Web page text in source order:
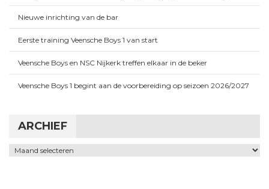
Nieuwe inrichting van de bar
Eerste training Veensche Boys 1 van start
Veensche Boys en NSC Nijkerk treffen elkaar in de beker
Veensche Boys 1 begint aan de voorbereiding op seizoen 2026/2027
ARCHIEF
Archief